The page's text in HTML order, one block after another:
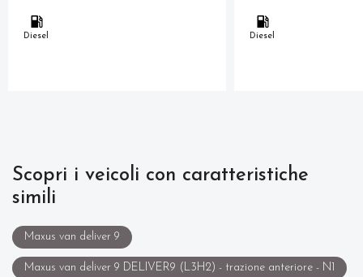
Diesel Diesel
Scopri i veicoli con caratteristiche
simili
Maxus van deliver 9
Maxus van deliver 9 DELIVER9 (L3H2) - trazione anteriore - N1